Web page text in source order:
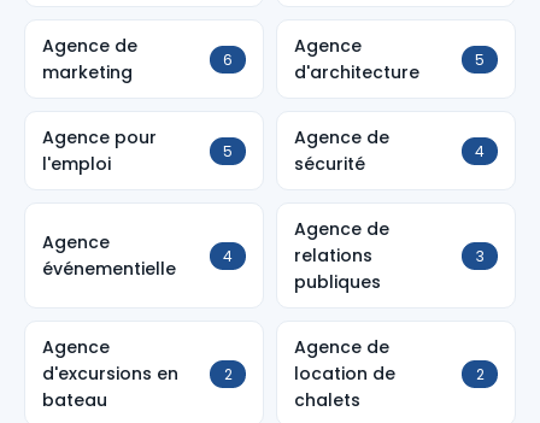
Agence de
marketing
6
Agence
d'architecture
5
Agence pour
l'emploi
5
Agence de
sécurité
4
Agence
événementielle
4
Agence de
relations
publiques
3
Agence
d'excursions en
bateau
2
Agence de
location de
chalets
2